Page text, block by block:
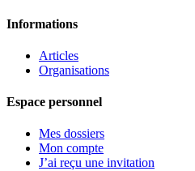
Informations
Articles
Organisations
Espace personnel
Mes dossiers
Mon compte
J’ai reçu une invitation